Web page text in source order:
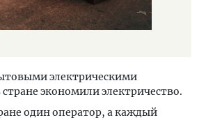
электрическими
экономили электричество.
один оператор, а каждый